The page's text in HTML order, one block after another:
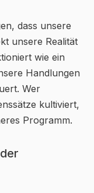
dass unsere
unsere Realität
wie ein
Handlungen
Wer
kultiviert,
Programm.